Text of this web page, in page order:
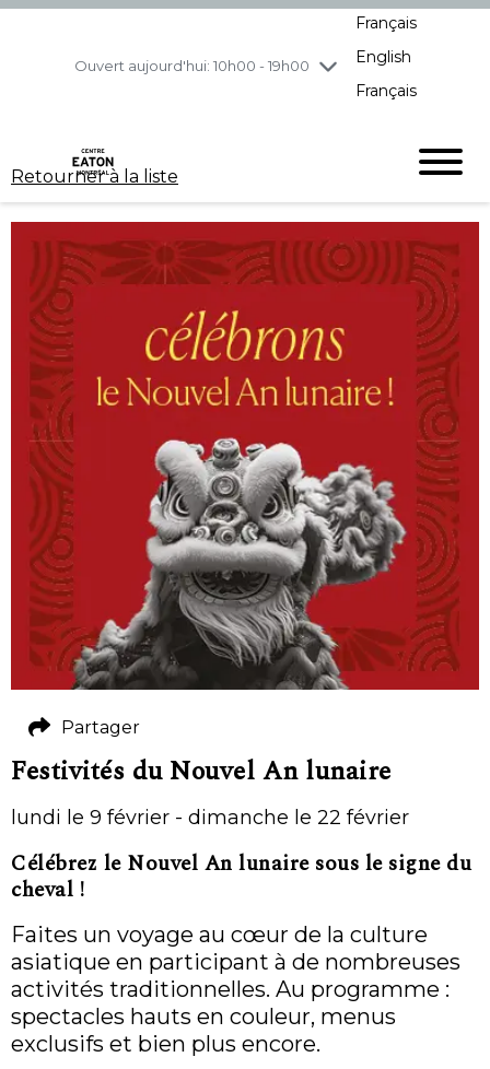
Ouvert aujourd'hui: 10h00 - 19h00
vendredi7/31
10h00 - 21h00
Français
English
Français
Retourner à la liste
Festivités du Nouvel An lunaire
lundi le 9 février - dimanche le 22 février
Célébrez le Nouvel An lunaire sous le signe du
cheval !
Faites un voyage au cœur de la culture
asiatique en participant à de nombreuses
activités traditionnelles. Au programme :
spectacles hauts en couleur, menus
exclusifs et bien plus encore.
Partager